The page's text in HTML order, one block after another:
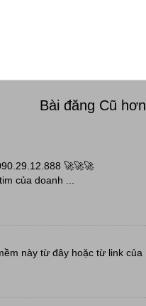
Bài đăng Cũ hơn
🚀🚀🚀
của doanh ...
này từ đây hoặc từ link của